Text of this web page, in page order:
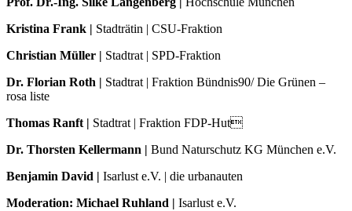
Kristina Frank | Stadträtin | CSU-Fraktion
Christian Müller | Stadtrat | SPD-Fraktion
Dr. Florian Roth | Stadtrat | Fraktion Bündnis90/ Die Grünen –
rosa liste
Thomas Ranft | Stadtrat | Fraktion FDP-Hut
Dr. Thorsten Kellermann | Bund Naturschutz KG München e.V.
Benjamin David | Isarlust e.V. | die urbanauten
Moderation: Michael Ruhland | Isarlust e.V.